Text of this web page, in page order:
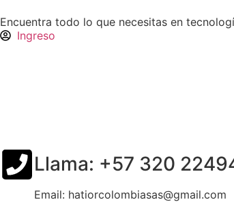
Encuentra todo lo que necesitas en
Ingreso
Llama: +57 320
Email: hatiorcolombiasas@gmail.com